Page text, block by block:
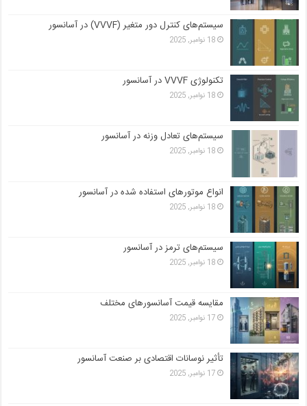
سیستم‌های کنترل دور متغیر (VVVF) در آسانسور
18 نوامبر, 2025
تکنولوژی VVVF در آسانسور
18 نوامبر, 2025
سیستم‌های تعادل وزنه در آسانسور
18 نوامبر, 2025
انواع موتورهای استفاده شده در آسانسور
18 نوامبر, 2025
سیستم‌های ترمز در آسانسور
18 نوامبر, 2025
مقایسه قیمت آسانسورهای مختلف
17 نوامبر, 2025
تأثیر نوسانات اقتصادی بر صنعت آسانسور
17 نوامبر, 2025